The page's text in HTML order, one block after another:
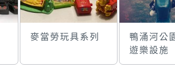
麥當勞玩具系列
鴨涌河公
遊樂設施